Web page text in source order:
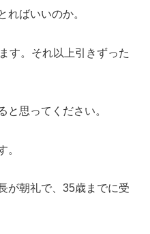
ればいいのか。
す。それ以上引きずった
と思ってください。
。
が朝礼で、35歳までに受